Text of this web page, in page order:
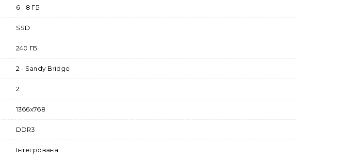
6 - 8 ГБ
SSD
240 ГБ
2 - Sandy Bridge
2
1366x768
DDR3
Інтегрована